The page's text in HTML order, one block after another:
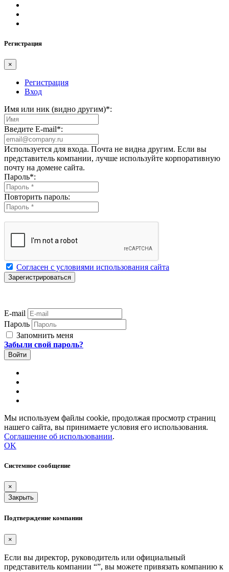
Регистрация
×
Регистрация
Вход
Имя или ник (видно другим)*:
Введите E-mail*:
Используется для входа. Почта не видна другим. Если вы
представитель компании, лучше используйте корпоративную
почту на домене сайта.
Пароль*:
Повторить пароль:
Согласен с условиями использования сайта
E-mail
Пароль
Запомнить меня
Забыли свой пароль?
Мы используем файлы cookie, продолжая просмотр страниц
нашего сайта, вы принимаете условия его использования.
Соглашение об использовании.
OK
Системное сообщение
×
Закрыть
Подтверждение компании
×
Если вы директор, руководитель или официальный
представитель компании “”, вы можете привязать компанию к